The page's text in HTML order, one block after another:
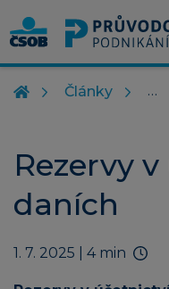
Články
Rezervy
daních
1. 7. 2025 | 4 min